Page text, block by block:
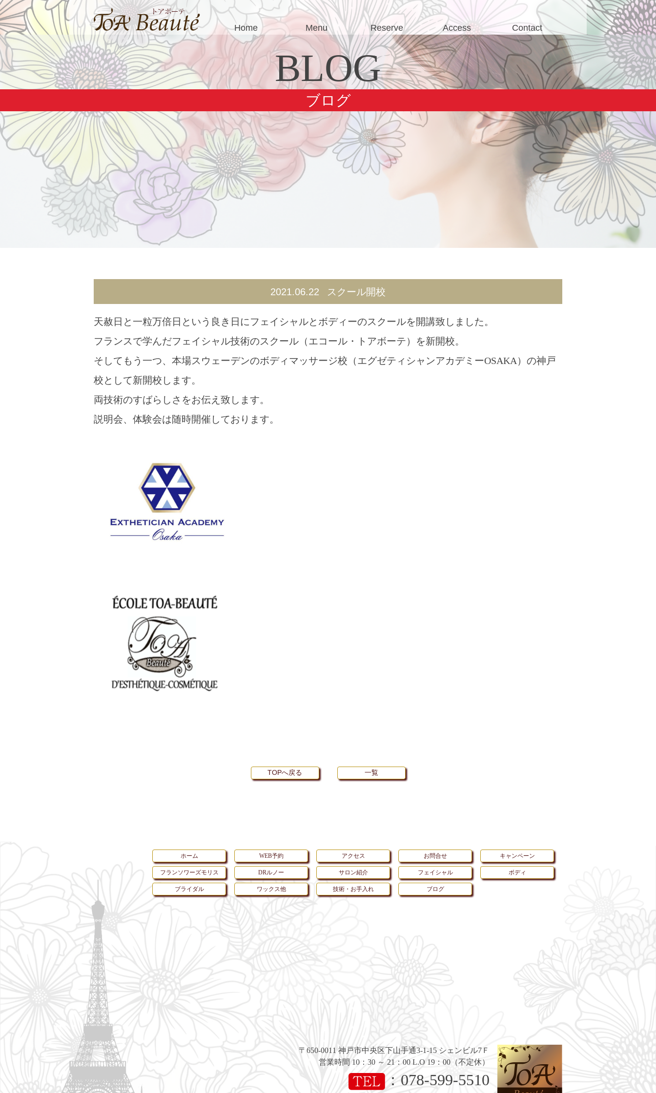
Home Menu Reserve Access Contact
BLOG
ブログ
2021.06.22 スクール開校
天赦日と一粒万倍日という良き日にフェイシャルとボディーのスクールを開講致しました。
フランスで学んだフェイシャル技術のスクール（エコール・トアボーテ）を新開校。
そしてもう一つ、本場スウェーデンのボディマッサージ校（エグゼティシャンアカデミーOSAKA）の神戸
校として新開校します。
両技術のすばらしさをお伝え致します。
説明会、体験会は随時開催しております。
TOPへ戻る 一覧
ホーム WEB予約 アクセス お問合せ キャンペーン
フランソワーズモリス DRルノー サロン紹介 フェイシャル ボディ
ブライダル ワックス他 技術・お手入れ ブログ
〒650-0011 神戸市中央区下山手通3-1-15 シェンビル7Ｆ
営業時間 10：30 ～ 21：00 L.O 19：00（不定休）
： 078-599-5510